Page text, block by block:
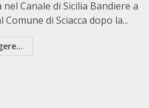
Canale di Sicilia Bandiere a
Comune di Sciacca dopo la...